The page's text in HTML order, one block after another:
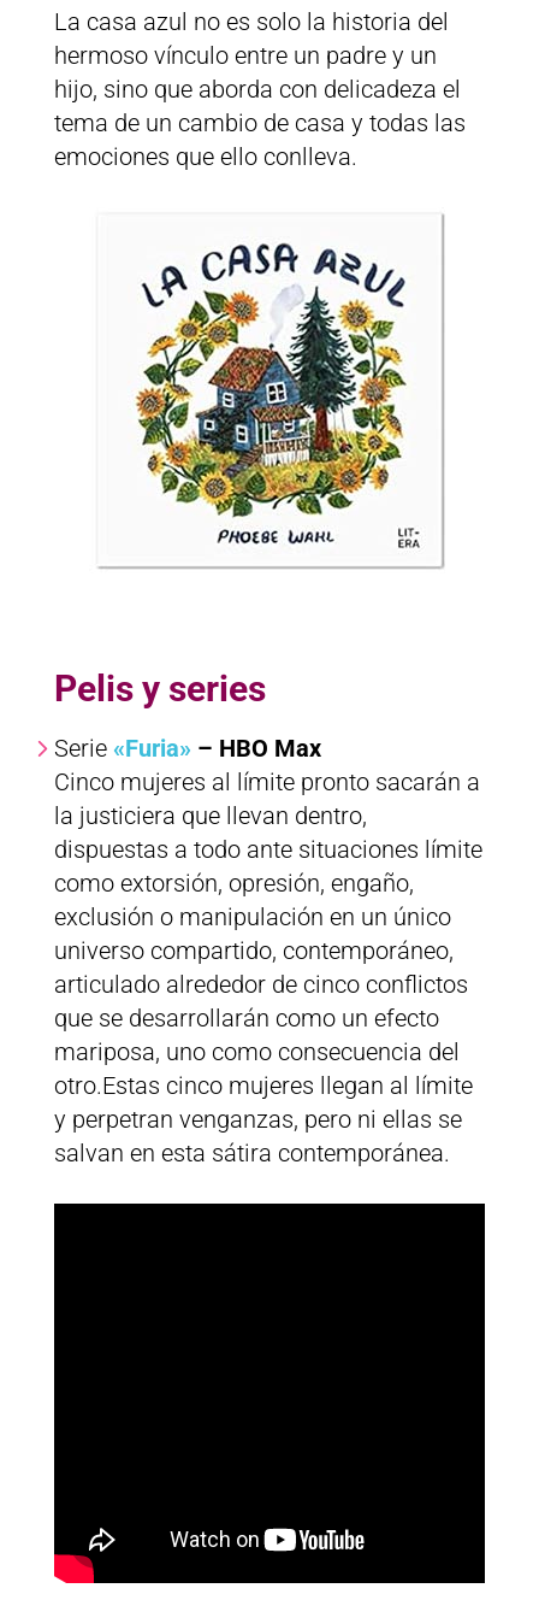
La casa azul no es solo la historia del
hermoso vínculo entre un padre y un
hijo, sino que aborda con delicadeza el
tema de un cambio de casa y todas las
emociones que ello conlleva.
Pelis y series
Serie «Furia» – HBO Max
Cinco mujeres al límite pronto sacarán a
la justiciera que llevan dentro,
dispuestas a todo ante situaciones límite
como extorsión, opresión, engaño,
exclusión o manipulación en un único
universo compartido, contemporáneo,
articulado alrededor de cinco conflictos
que se desarrollarán como un efecto
mariposa, uno como consecuencia del
otro.Estas cinco mujeres llegan al límite
y perpetran venganzas, pero ni ellas se
salvan en esta sátira contemporánea.